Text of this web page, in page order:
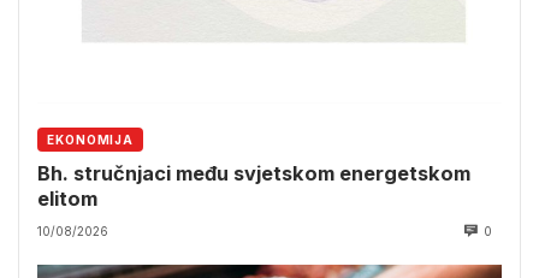
EKONOMIJA
Bh. stručnjaci među svjetskom energetskom
elitom
10/08/2026 0